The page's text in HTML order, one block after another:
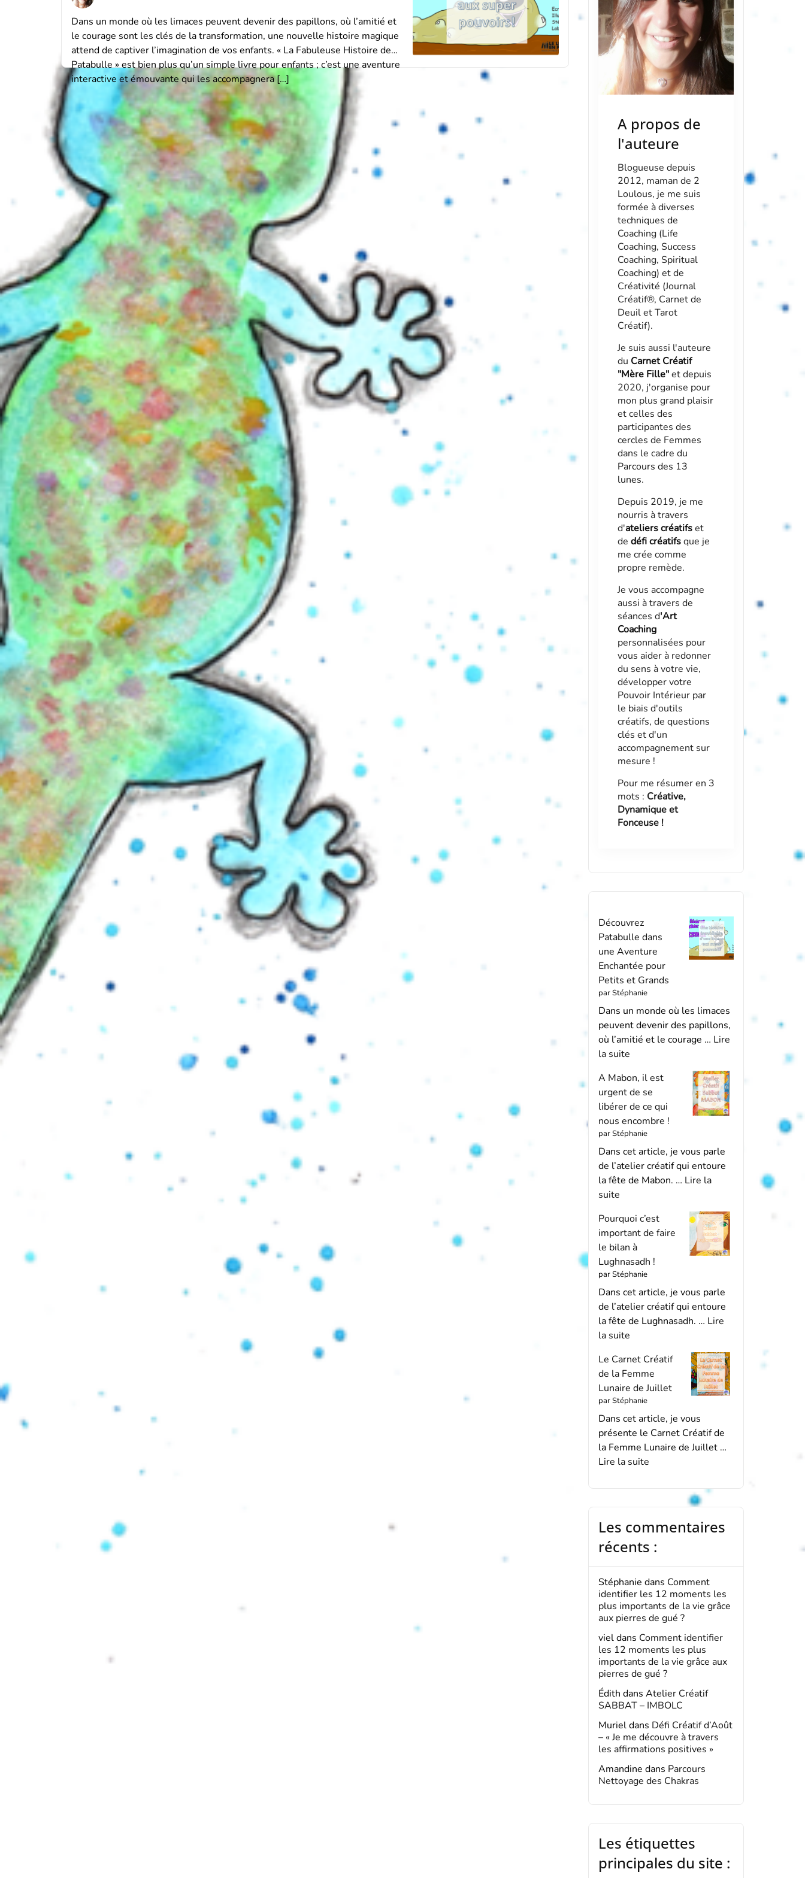
Dans un monde où les limaces peuvent devenir des papillons, où l’amitié et
le courage sont les clés de la transformation, une nouvelle histoire magique
attend de captiver l’imagination de vos enfants. « La Fabuleuse Histoire de
Patabulle » est bien plus qu’un simple livre pour enfants ; c’est une aventure
interactive et émouvante qui les accompagnera […]
A propos de
l'auteure
Blogueuse depuis
2012, maman de 2
Loulous, je me suis
formée à diverses
techniques de
Coaching (Life
Coaching, Success
Coaching, Spiritual
Coaching) et de
Créativité (Journal
Créatif®, Carnet de
Deuil et Tarot
Créatif).
Je suis aussi l'auteure
du Carnet Créatif
"Mère Fille"et depuis
2020, j'organise pour
mon plus grand plaisir
et celles des
participantes des
cercles de Femmes
dans le cadre du
Parcours des 13
lunes.
Depuis 2019, je me
nourris à travers
d'ateliers créatifset
de défi créatifsque je
me crée comme
propre remède.
Je vous accompagne
aussi à travers de
séances d'Art
Coaching
personnalisées pour
vous aider à redonner
du sens à votre vie,
développer votre
Pouvoir Intérieur par
le biais d'outils
créatifs, de questions
clés et d'un
accompagnement sur
mesure !
Pour me résumer en 3
mots : Créative,
Dynamique et
Fonceuse !
Découvrez
Patabulle dans
une Aventure
Enchantée pour
Petits et Grands
par Stéphanie
Dans un monde où les limaces
peuvent devenir des papillons,
où l’amitié et le courage … Lire
la suite
A Mabon, il est
urgent de se
libérer de ce qui
nous encombre !
par Stéphanie
Dans cet article, je vous parle
de l’atelier créatif qui entoure
la fête de Mabon. … Lire la
suite
Pourquoi c’est
important de faire
le bilan à
Lughnasadh !
par Stéphanie
Dans cet article, je vous parle
de l’atelier créatif qui entoure
la fête de Lughnasadh. … Lire
la suite
Le Carnet Créatif
de la Femme
Lunaire de Juillet
par Stéphanie
Dans cet article, je vous
présente le Carnet Créatif de
la Femme Lunaire de Juillet …
Lire la suite
Les commentaires
récents :
Stéphanie dans Comment
identifier les 12 moments les
plus importants de la vie grâce
aux pierres de gué ?
vieldans Comment identifier
les 12 moments les plus
importants de la vie grâce aux
pierres de gué ?
Édith dans Atelier Créatif
SABBAT – IMBOLC
Murieldans Défi Créatif d’Août
– « Je me découvre à travers
les affirmations positives »
Amandine dans Parcours
Nettoyage des Chakras
Les étiquettes
principales du site :